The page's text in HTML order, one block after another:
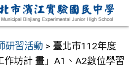
研習活動 > 臺北市112年度
作坊計 畫」A1、A2數位學習